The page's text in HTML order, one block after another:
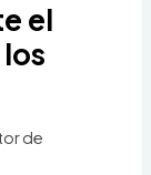
el
de